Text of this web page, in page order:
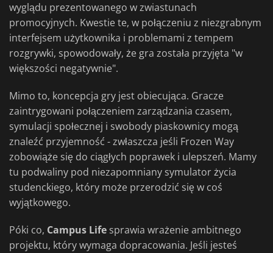
wyglądu prezentowanego w zwiastunach
promocyjnych. Kwestie te, w połączeniu z niezgrabnym
interfejsem użytkownika i problemami z tempem
rozgrywki, spowodowały, że gra została przyjęta "w
większości negatywnie".
Mimo to, koncepcja gry jest obiecująca. Gracze
zaintrygowani połączeniem zarządzania czasem,
symulacji społecznej i swobody piaskownicy mogą
znaleźć przyjemność - zwłaszcza jeśli Frozen Way
zobowiąże się do ciągłych poprawek i ulepszeń. Mamy
tu podwaliny pod niezapomniany symulator życia
studenckiego, który może przerodzić się w coś
wyjątkowego.
Póki co, Campus Life sprawia wrażenie ambitnego
projektu, który wymaga dopracowania. Jeśli jesteś